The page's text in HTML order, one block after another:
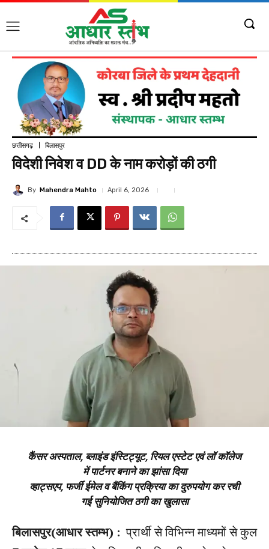
छत्तीसगढ़ बिलासपुर
विदेशी निवेश व DD के नाम करोड़ों की ठगी
By Mahendra Mahto April 6, 2026
कैंसर अस्पताल, ब्लाइंड इंस्टिट्यूट, रियल एस्टेट एवं लॉ कॉलेज
में पार्टनर बनाने का झांसा दिया
व्हाट्सएप, फर्जी ईमेल व बैंकिंग प्रक्रिया का दुरुपयोग कर रची
गई सुनियोजित ठगी का खुलासा
बिलासपुर(आधार स्तम्भ) : प्रार्थी से विभिन्न माध्यमों से कुल